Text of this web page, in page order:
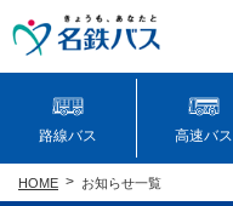
路線バス 高速バス
HOME お知らせ一覧